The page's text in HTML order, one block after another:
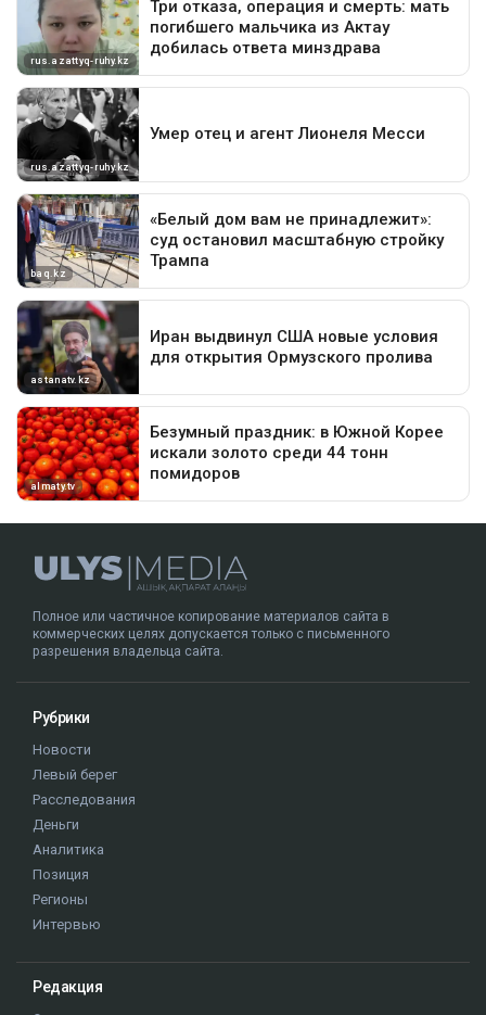
Полное или частичное копирование материалов сайта в
коммерческих целях допускается только с письменного
разрешения владельца сайта.
Рубрики
Новости
Левый берег
Расследования
Деньги
Аналитика
Позиция
Регионы
Интервью
Редакция